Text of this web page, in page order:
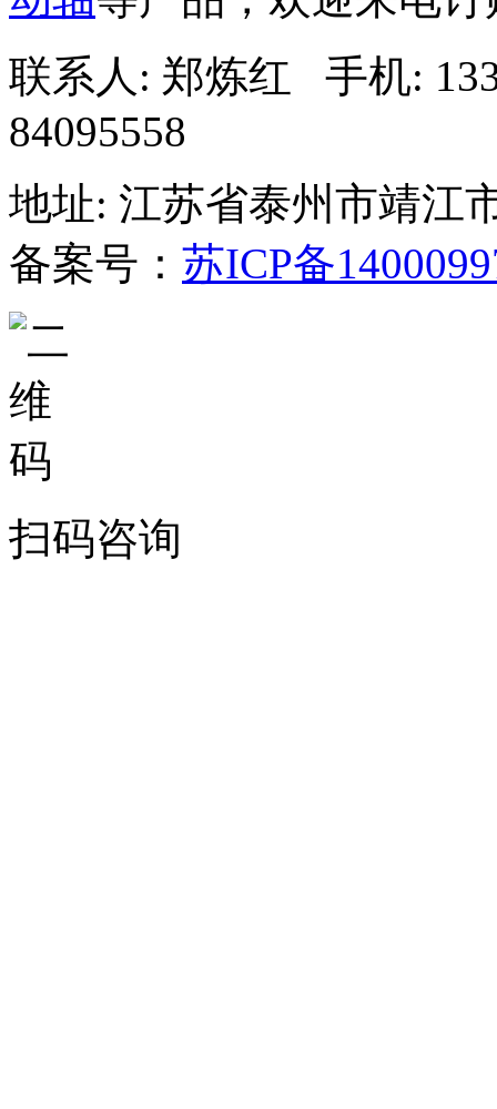
联系人: 郑炼红 手机:
84095558
地址: 江苏省泰州市靖江
备案号： 苏ICP备
扫码咨询